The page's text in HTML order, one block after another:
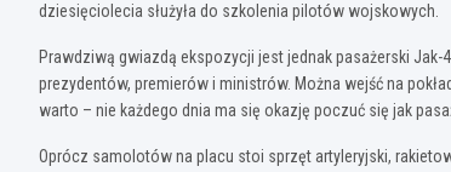
dziesięciolecia służyła do szkolenia pilotów wojskowych.
Prawdziwą gwiazdą ekspozycji jest jednak pasażerski
prezydentów, premierów i ministrów. Można wejść na
warto – nie każdego dnia ma się okazję poczuć się jak
Oprócz samolotów na placu stoi sprzęt artyleryjski,